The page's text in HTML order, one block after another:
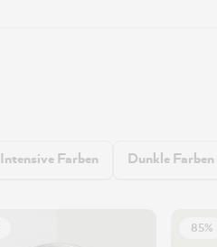
Intensive Farben Dunkle Farben
85%